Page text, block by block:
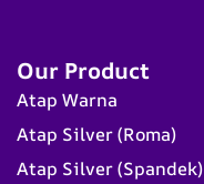
Our Product
Atap Warna
Atap Silver (Roma)
Atap Silver (Spandek)